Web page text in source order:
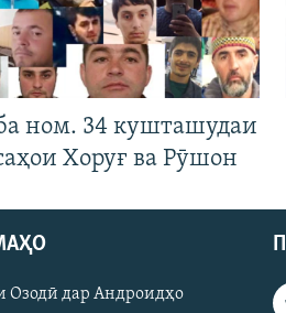
ном. 34 кушташудаи
Хоруғ ва Рӯшон
Озодӣ дар Андроидҳо